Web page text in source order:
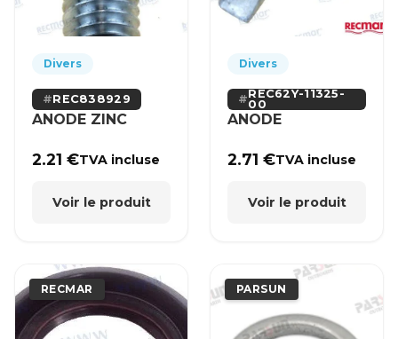
Divers
REC838929
ANODE ZINC
2.21€TVA incluse
Voir le produit
Divers
REC62Y-11325-
00
ANODE
2.71€TVA incluse
Voir le produit
RECMAR PARSUN